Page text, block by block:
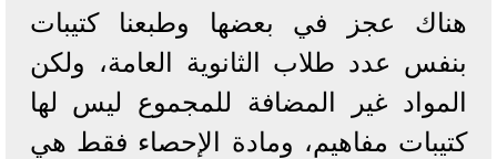
هناك عجز في بعضها وطبعنا كتيبات
بنفس عدد طلاب الثانوية العامة، ولكن
المواد غير المضافة للمجموع ليس لها
كتيبات مفاهيم، ومادة الإحصاء فقط هي